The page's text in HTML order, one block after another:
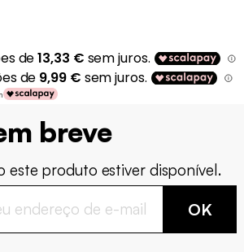
breve
este produto estiver disponível.
OK